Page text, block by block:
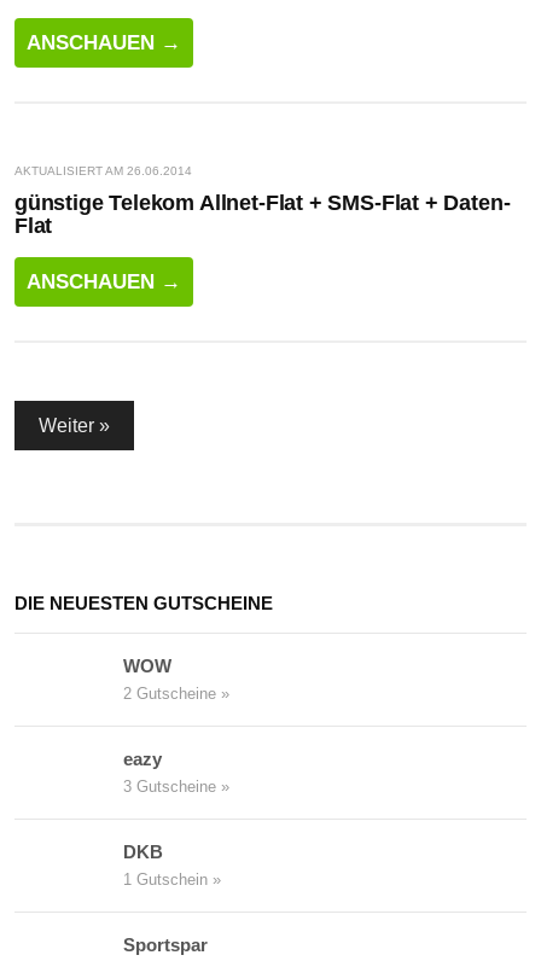
ANSCHAUEN →
AKTUALISIERT AM 26.06.2014
günstige Telekom Allnet-Flat + SMS-Flat + Daten-
Flat
ANSCHAUEN →
der
Beiträge
Weiter »
DIE NEUESTEN GUTSCHEINE
WOW
2 Gutscheine »
eazy
3 Gutscheine »
DKB
1 Gutschein »
Sportspar